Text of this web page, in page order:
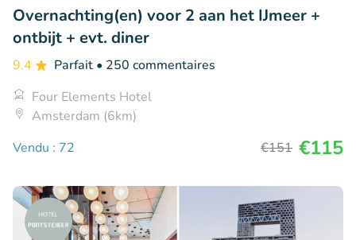
Overnachting(en) voor 2 aan het IJmeer +
ontbijt + evt. diner
9.4 Parfait • 250 commentaires
Four Elements Hotel
Amsterdam (6km)
Vendu : 72
€151 €115